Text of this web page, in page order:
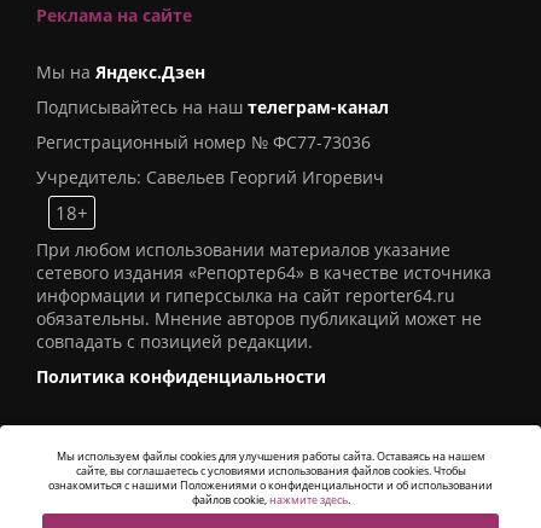
Реклама на сайте
Мы на Яндекс.Дзен
Подписывайтесь на наш телеграм-канал
Регистрационный номер № ФС77-73036
Учредитель: Савельев Георгий Игоревич
18+
При любом использовании материалов указание
сетевого издания «Репортер64» в качестве источника
информации и гиперссылка на сайт reporter64.ru
обязательны. Мнение авторов публикаций может не
совпадать с позицией редакции.
Политика конфиденциальности
© 2016СИ «Репортер64». Все права защищены -
Alatis Studio
Мы используем файлы cookies для улучшения работы сайта. Оставаясь на нашем
сайте, вы соглашаетесь с условиями использования файлов cookies. Чтобы
ознакомиться с нашими Положениями о конфиденциальности и об использовании
файлов cookie,нажмите здесь.